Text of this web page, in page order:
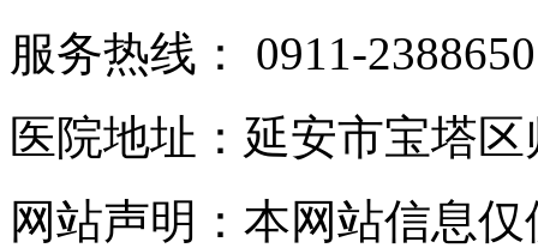
服务热线： 0911-2388650
医院地址：延安市宝塔
网站声明：本网站信息